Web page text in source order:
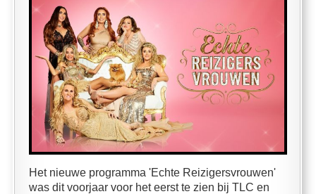
Het nieuwe programma 'Echte Reizigersvrouwen'
was dit voorjaar voor het eerst te zien bij TLC en